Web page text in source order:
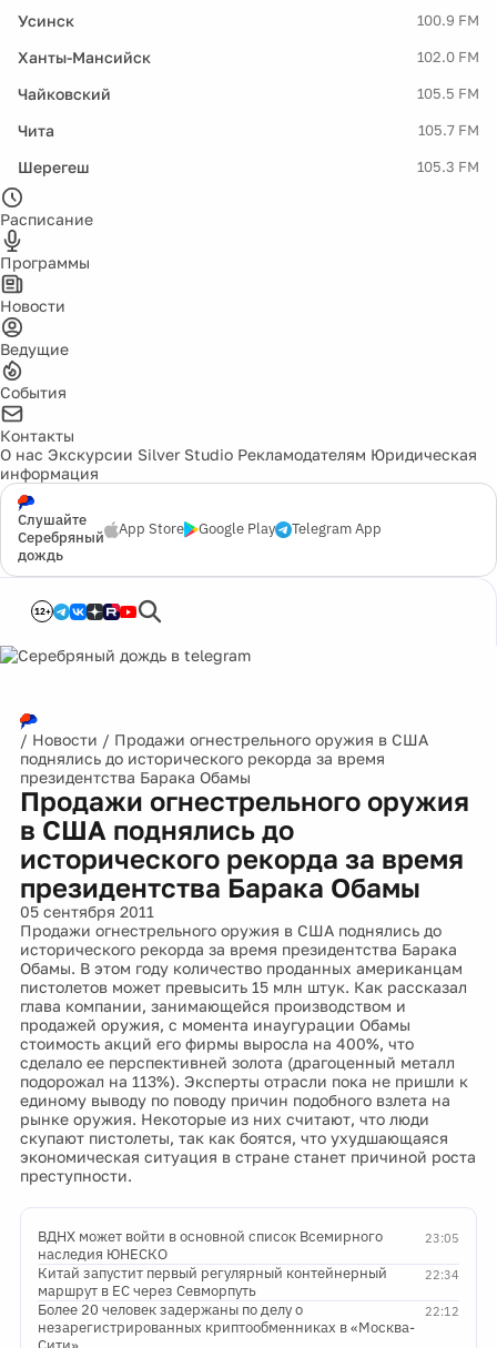
Усинск 100.9 FM
Ханты-Мансийск 102.0 FM
Чайковский 105.5 FM
Чита 105.7 FM
Шерегеш 105.3 FM
Расписание
Программы
Новости
Ведущие
События
Контакты
О нас Экскурсии Silver Studio Рекламодателям Юридическая
информация
Слушайте
Серебряный
дождь
App Store Google Play Telegram App
12+
/ Новости / Продажи огнестрельного оружия в США
поднялись до исторического рекорда за время
президентства Барака Обамы
Продажи огнестрельного оружия
в США поднялись до
исторического рекорда за время
президентства Барака Обамы
05 сентября 2011
Продажи огнестрельного оружия в США поднялись до
исторического рекорда за время президентства Барака
Обамы. В этом году количество проданных американцам
пистолетов может превысить 15 млн штук. Как рассказал
глава компании, занимающейся производством и
продажей оружия, с момента инаугурации Обамы
стоимость акций его фирмы выросла на 400%, что
сделало ее перспективней золота (драгоценный металл
подорожал на 113%). Эксперты отрасли пока не пришли к
единому выводу по поводу причин подобного взлета на
рынке оружия. Некоторые из них считают, что люди
скупают пистолеты, так как боятся, что ухудшающаяся
экономическая ситуация в стране станет причиной роста
преступности.
23:05
ВДНХ может войти в основной список Всемирного
наследия ЮНЕСКО
22:34
Китай запустит первый регулярный контейнерный
маршрут в ЕС через Севморпуть
22:12
Более 20 человек задержаны по делу о
незарегистрированных криптообменниках в «Москва-